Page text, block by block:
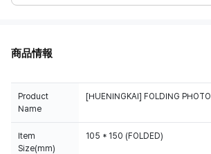
商品情報
Product
Name
[HUENINGKAI] FOLDING PHOTO
Item
Size(mm)
105 * 150 (FOLDED)